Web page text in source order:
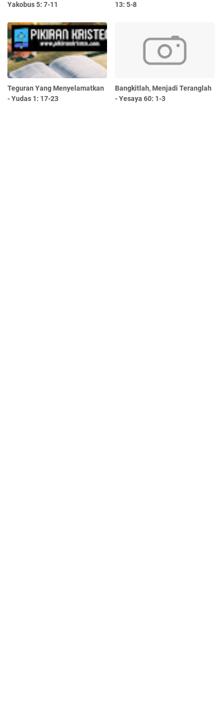
Yakobus 5: 7-11
13: 5-8
Teguran Yang Menyelamatkan
- Yudas 1: 17-23
Bangkitlah, Menjadi Teranglah
- Yesaya 60: 1-3